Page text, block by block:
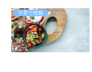
子育て情報